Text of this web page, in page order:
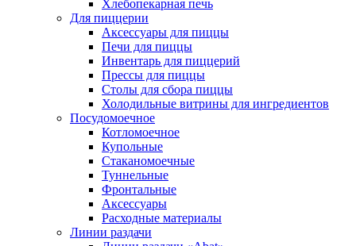
Хлебопекарная печь
Для пиццерии
Аксессуары для пиццы
Печи для пиццы
Инвентарь для пиццерий
Прессы для пиццы
Столы для сбора пиццы
Холодильные витрины для ингредиентов
Посудомоечное
Котломоечное
Купольные
Стаканомоечные
Туннельные
Фронтальные
Аксессуары
Расходные материалы
Линии раздачи